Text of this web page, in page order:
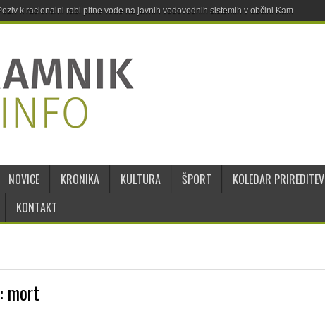
k racionalni rabi pitne vode na javnih vodovodnih sistemih v občini Kamnik
NOVICE KRONIKA KULTURA ŠPORT KOLEDAR PRIREDITEV
KONTAKT
mort